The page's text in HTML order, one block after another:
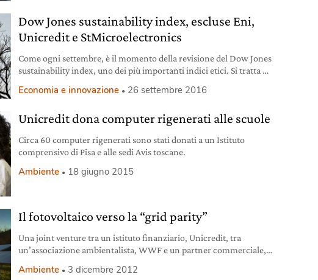
Dow Jones sustainability index, escluse Eni,
Unicredit e StMicroelectronics
Come ogni settembre, è il momento della revisione del Dow Jones
sustainability index, uno dei più importanti indici etici. Si tratta di
quotate che rispettano i criteri ESG (ambientali, sociali e di
Eni, Unicredit e StMicroelectronics
Economia e innovazione 26 settembre 2016
Unicredit dona computer rigenerati alle scuole
Circa 60 computer rigenerati sono stati donati a un Istituto
comprensivo di Pisa e alle sedi Avis toscane.
Ambiente 18 giugno 2015
Il fotovoltaico verso la “grid parity”
Una joint venture tra un istituto finanziario, Unicredit, tra
un’associazione ambientalista, WWF e un partner commerciale,
alle imprese e alle famiglie, economicamente sostenibile anche
Ambiente 3 dicembre 2012